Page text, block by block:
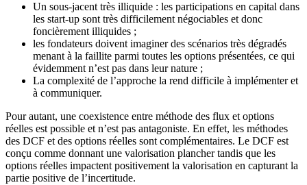
Un sous-jacent très illiquide : les participations en capital dans
les start-up sont très difficilement négociables et donc
foncièrement illiquides ;
les fondateurs doivent imaginer des scénarios très dégradés
menant à la faillite parmi toutes les options présentées, ce qui
évidemment n’est pas dans leur nature ;
La complexité de l’approche la rend difficile à implémenter et
à communiquer.
Pour autant, une coexistence entre méthode des flux et options
réelles est possible et n’est pas antagoniste. En effet, les méthodes
des DCF et des options réelles sont complémentaires. Le DCF est
conçu comme donnant une valorisation plancher tandis que les
options réelles impactent positivement la valorisation en capturant la
partie positive de l’incertitude.